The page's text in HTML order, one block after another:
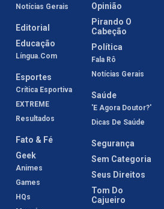
Notícias Gerais
Editorial
Educação
Língua.com
Esportes
Crítica Esportiva
EXTREME
Resultados
Fato & Fé
Geek
Animes
Games
HQs
Opinião
Pirando O
Cabeção
Política
Fala Rô
Notícias Gerais
Saúde
'E Agora Doutor?'
Dicas De Saúde
Segurança
Sem Categoria
Seus Direitos
Tom Do
Cajueiro